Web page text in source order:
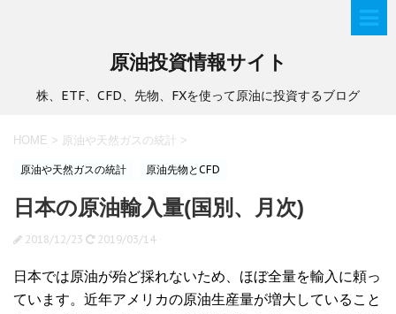
原油投資情報サイト
株、ETF、CFD、先物、FXを使って原油に投資するブログ
HOME > 原油や天然ガスの統計 >
原油や天然ガスの統計 原油先物とCFD
日本の原油輸入量(国別、月次)
2018/12/23 2019/03/14
日本では原油が殆ど採れないため、ほぼ全量を輸入に頼っ
ています。近年アメリカの原油生産量が増大していること